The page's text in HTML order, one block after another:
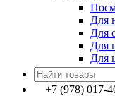
Для
Для
Для
Для
+7 (978) 017-